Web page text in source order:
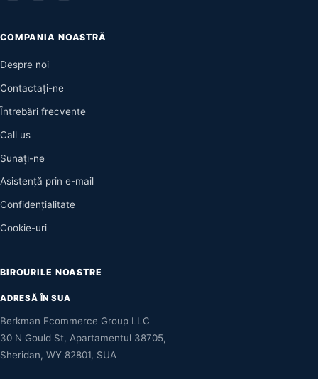
COMPANIA NOASTRĂ
Despre noi
Contactaţi-ne
Întrebări frecvente
Call us
Sunați-ne
Asistență prin e-mail
Confidențialitate
Cookie-uri
BIROURILE NOASTRE
ADRESĂ ÎN SUA
Berkman Ecommerce Group LLC
30 N Gould St, Apartamentul 38705,
Sheridan, WY 82801, SUA